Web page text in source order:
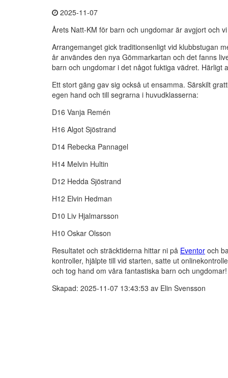
2025-11-07
Årets Natt-KM för barn och ungdomar är avgjort och
Arrangemanget gick traditionsenligt vid klubbstugan
år användes den nya Gömmarkartan och det fanns
barn och ungdomar i det något fuktiga vädret. Härligt
Ett stort gäng gav sig också ut ensamma. Särskilt
egen hand och till segrarna i huvudklasserna:
D16 Vanja Remén
H16 Algot Sjöstrand
D14 Rebecka Pannagel
H14 Melvin Hultin
D12 Hedda Sjöstrand
H12 Elvin Hedman
D10 Liv Hjalmarsson
H10 Oskar Olsson
Resultatet och sträcktiderna hittar ni på Eventor och
kontroller, hjälpte till vid starten, satte ut
och tog hand om våra fantastiska barn och ungdomar!
Skapad: 2025-11-07 13:43:53 av Elin Svensson